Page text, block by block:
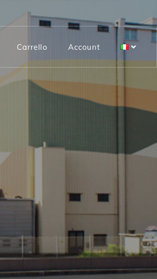
Base
Rimacinata di grano duro
di grano duro
Media
Forte
Carrello Account